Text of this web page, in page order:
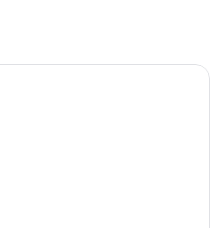
Phòng, 1 giường cỡ king | Khu